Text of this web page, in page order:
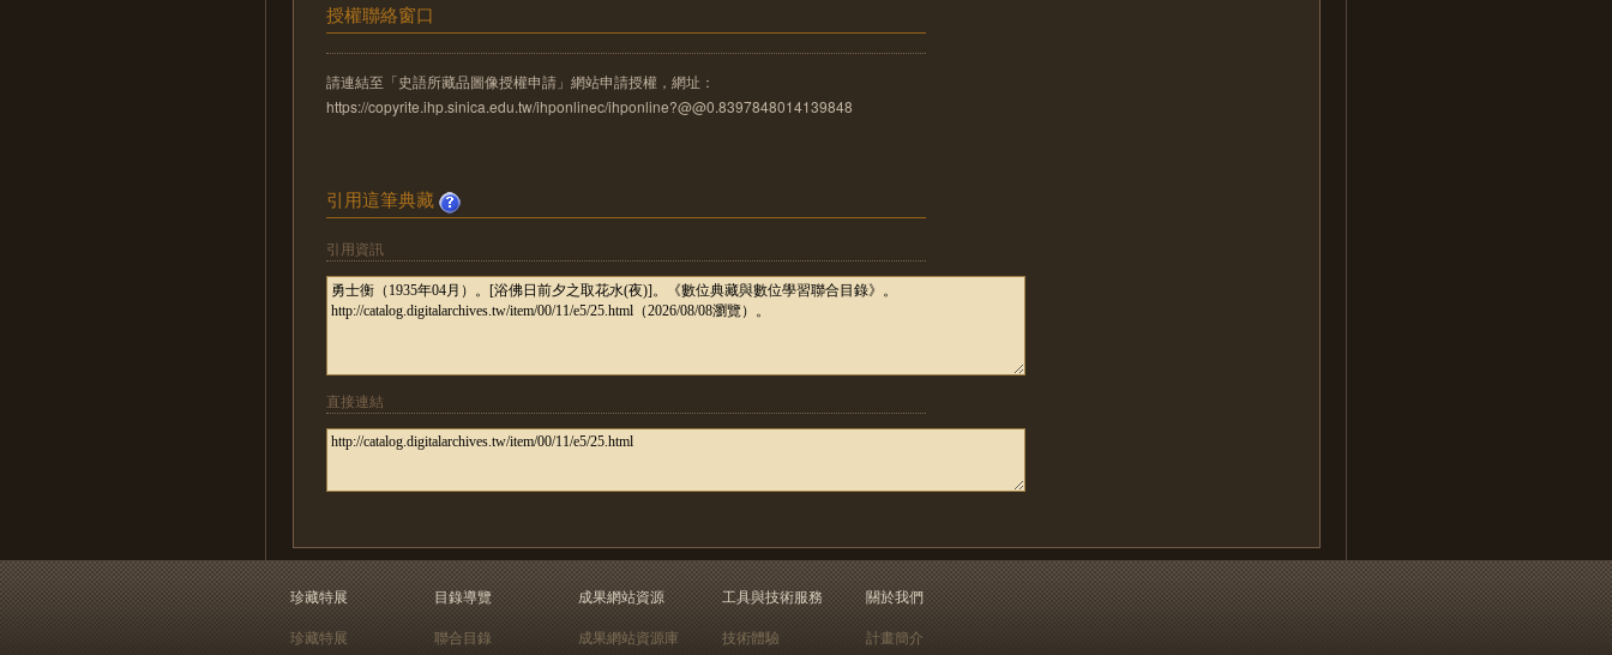
授權聯絡窗口
請連結至「史語所藏品圖像授權申請」網站申請授權，網址：
https://copyrite.ihp.sinica.edu.tw/ihponlinec/ihponline?@@0.8397848014139848
引用這筆典藏
引用資訊
直接連結
珍藏特展
珍藏特展
目錄導覽
聯合目錄
成果網站資源
成果網站資源庫
工具與技術服務
技術體驗
關於我們
計畫簡介